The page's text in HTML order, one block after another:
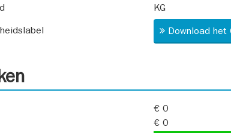
KG
Download
€ 0
€ 0